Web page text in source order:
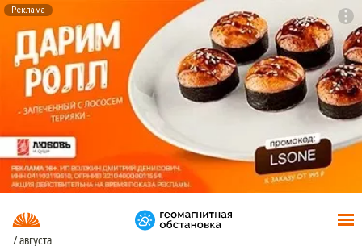
Реклама
7 августа